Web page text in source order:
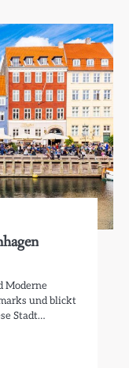
Moderne
und blickt
Stadt…